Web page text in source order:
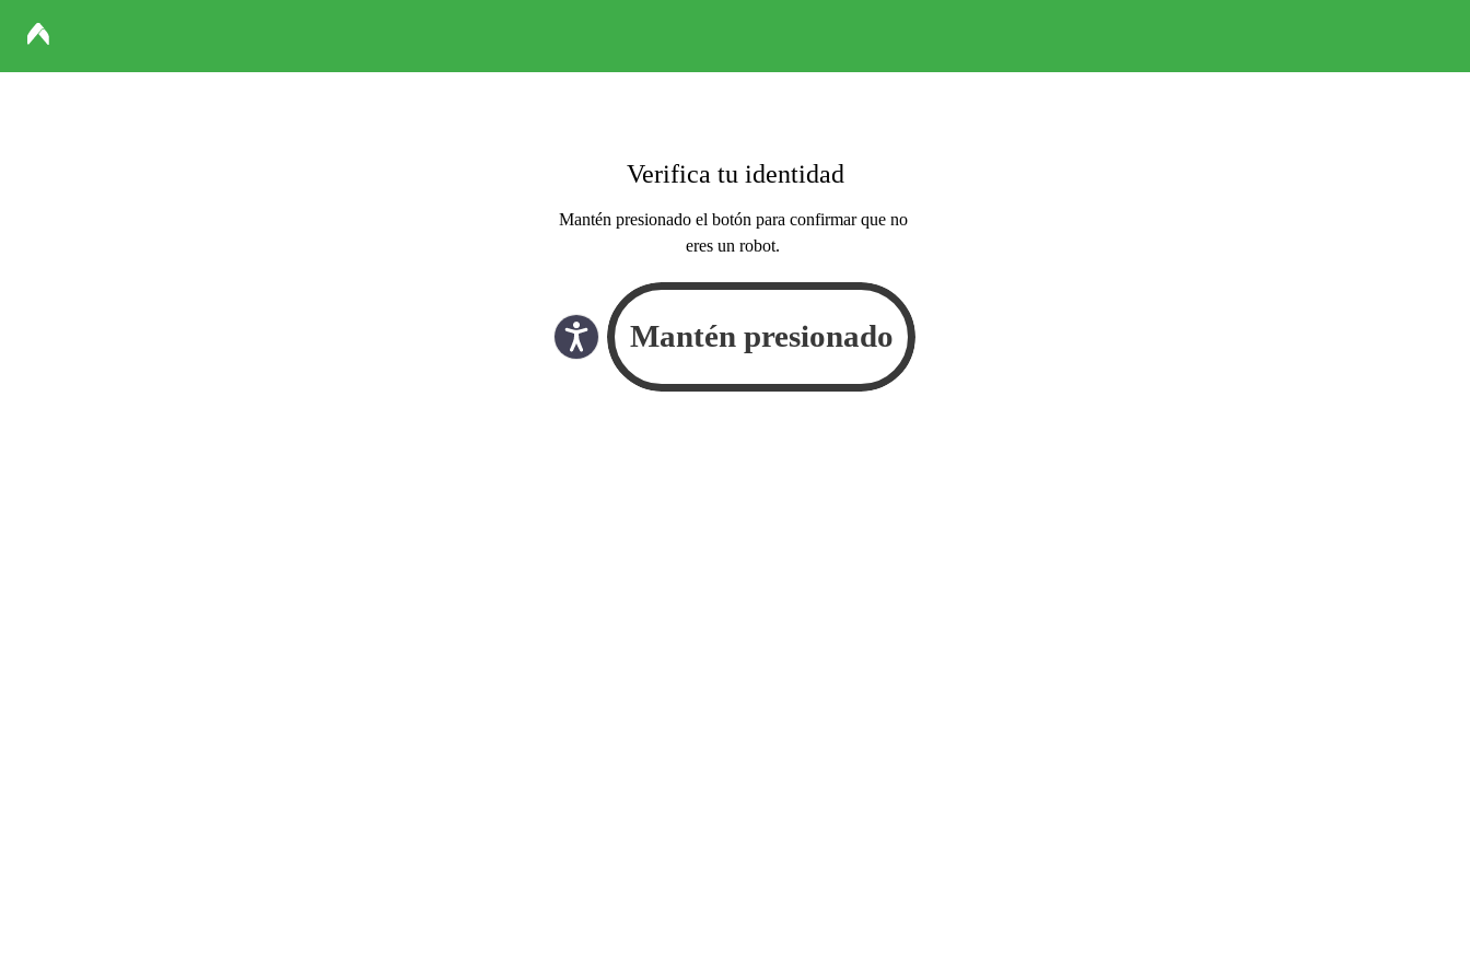
Verifica tu identidad
Mantén presionado el botón para confirmar que no
eres un robot.